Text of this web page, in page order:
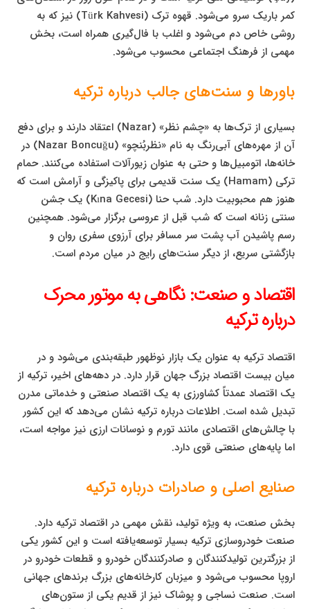
کمر باریک سرو می‌شود. قهوه ترک (Türk Kahvesi) نیز که به
روشی خاص دم می‌شود و اغلب با فال‌گیری همراه است، بخش
مهمی از فرهنگ اجتماعی محسوب می‌شود.
باورها و سنت‌های جالب درباره ترکیه
بسیاری از ترک‌ها به «چشم نظر» (Nazar) اعتقاد دارند و برای دفع
آن از مهره‌های آبی‌رنگ به نام «نظربُنچو» (Nazar Boncuğu) در
خانه‌ها، اتومبیل‌ها و حتی به عنوان زیورآلات استفاده می‌کنند. حمام
ترکی (Hamam) یک سنت قدیمی برای پاکیزگی و آرامش است که
هنوز هم محبوبیت دارد. شب حنا (Kına Gecesi) یک جشن
سنتی زنانه است که شب قبل از عروسی برگزار می‌شود. همچنین
رسم پاشیدن آب پشت سر مسافر برای آرزوی سفری روان و
بازگشتی سریع، از دیگر سنت‌های رایج در میان مردم است.
اقتصاد و صنعت: نگاهی به موتور محرک
درباره ترکیه
اقتصاد ترکیه به عنوان یک بازار نوظهور طبقه‌بندی می‌شود و در
میان بیست اقتصاد بزرگ جهان قرار دارد. در دهه‌های اخیر، ترکیه از
یک اقتصاد عمدتاً کشاورزی به یک اقتصاد صنعتی و خدماتی مدرن
تبدیل شده است. اطلاعات درباره ترکیه نشان می‌دهد که این کشور
با چالش‌های اقتصادی مانند تورم و نوسانات ارزی نیز مواجه است،
اما پایه‌های صنعتی قوی دارد.
صنایع اصلی و صادرات درباره ترکیه
بخش صنعت، به ویژه تولید، نقش مهمی در اقتصاد ترکیه دارد.
صنعت خودروسازی ترکیه بسیار توسعه‌یافته است و این کشور یکی
از بزرگترین تولیدکنندگان و صادرکنندگان خودرو و قطعات خودرو در
اروپا محسوب می‌شود و میزبان کارخانه‌های بزرگ برندهای جهانی
است. صنعت نساجی و پوشاک نیز از قدیم یکی از ستون‌های